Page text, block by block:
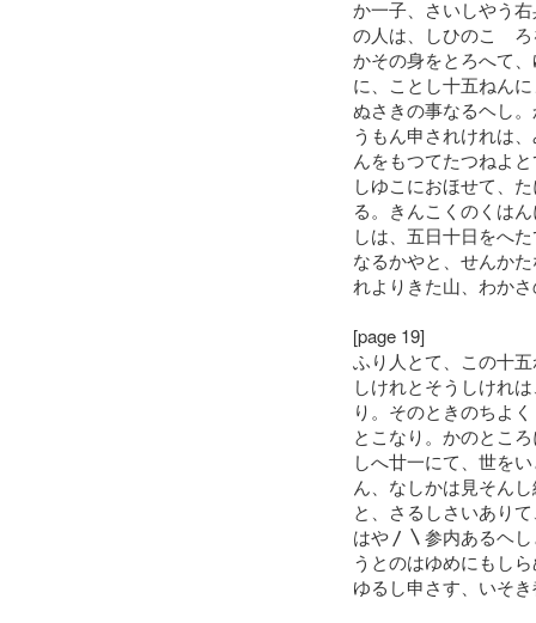
か一子、さいしやう
の人は、しひのこゝ
かその身をとろへて
に、ことし十五ねん
ぬさきの事なるヘし
うもん申されけれは
んをもつてたつねよ
しゆこにおほせて、
る。きんこくのくは
しは、五日十日をへ
なるかやと、せんか
れよりきた山、わか
[page 19]
ふり人とて、この十
しけれとそうしけれ
り。そのときのちよ
とこなり。かのとこ
しへ廿一にて、世を
ん、なしかは見そん
と、さるしさいあり
はや〳〵参内あるヘ
うとのはゆめにもし
ゆるし申さす、いそ